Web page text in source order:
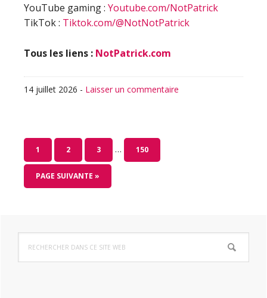
YouTube gaming : Youtube.com/NotPatrick
TikTok : Tiktok.com/@NotNotPatrick
Tous les liens : NotPatrick.com
14 juillet 2026 - Laisser un commentaire
PAGE
1 PAGE
2 PAGE
3
Pages
provisoires
… PAGE
150
ALLER
À
PAGE SUIVANTE »
Barre
latérale
dans
ce